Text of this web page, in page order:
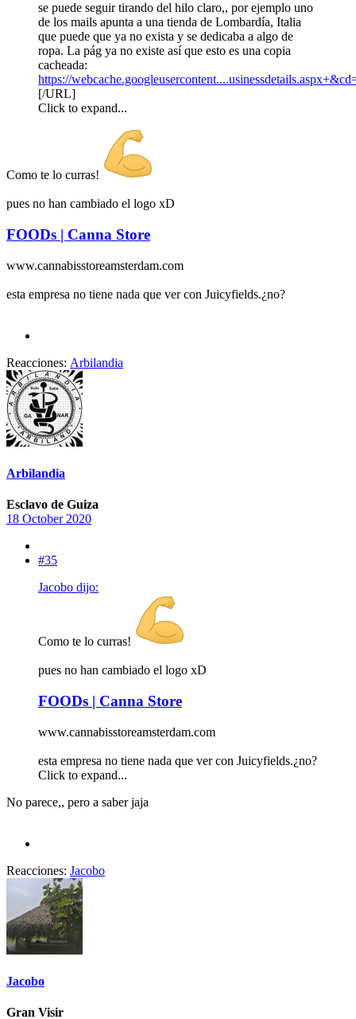
se puede seguir tirando del hilo claro,, por ejemplo uno
de los mails apunta a una tienda de Lombardía, Italia
que puede que ya no exista y se dedicaba a algo de
ropa. La pág ya no existe así que esto es una copia
cacheada:
https://
[/URL]
Click to expand...
Como te lo curras!
pues no han cambiado el logo xD
FOODs | Canna Store
www.cannabisstoreamsterdam.com
esta empresa no tiene nada que ver con Juicyfields.¿no?
Reacciones: Arbilandia
Arbilandia
Esclavo de Guiza
18 October 2020
#35
Jacobo dijo:
Como te lo curras!
pues no han cambiado el logo xD
FOODs | Canna Store
www.cannabisstoreamsterdam.com
esta empresa no tiene nada que ver con Juicyfields.¿no?
Click to expand...
No parece,, pero a saber jaja
Reacciones: Jacobo
Jacobo
Gran Visir